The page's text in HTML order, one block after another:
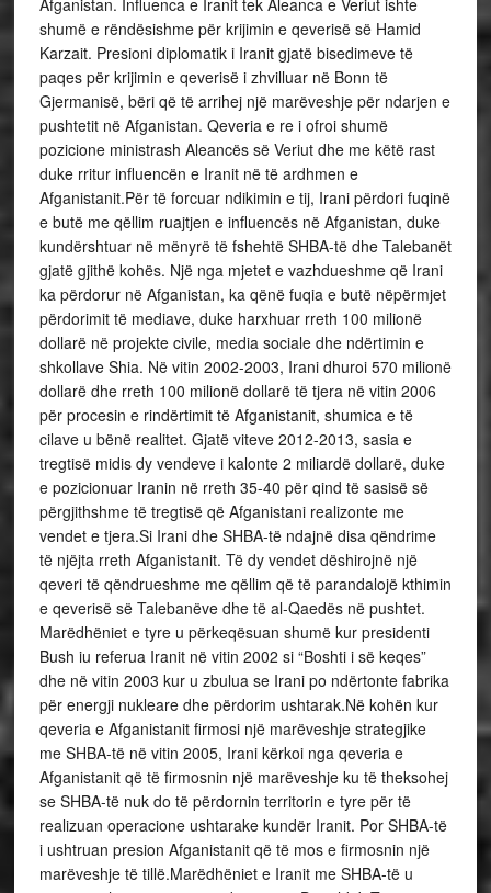
shumë e rëndësishme për krijimin e qeverisë së Hamid
Karzait. Presioni diplomatik i Iranit gjatë bisedimeve të
paqes për krijimin e qeverisë i zhvilluar në Bonn të
Gjermanisë, bëri që të arrihej një marëveshje për ndarjen e
pushtetit në Afganistan. Qeveria e re i ofroi shumë
pozicione ministrash Aleancës së Veriut dhe me këtë rast
duke rritur influencën e Iranit në të ardhmen e
Afganistanit.Për të forcuar ndikimin e tij, Irani përdori fuqinë
e butë me qëllim ruajtjen e influencës në Afganistan, duke
kundërshtuar në mënyrë të fshehtë SHBA-të dhe Talebanët
gjatë gjithë kohës. Një nga mjetet e vazhdueshme që Irani
ka përdorur në Afganistan, ka qënë fuqia e butë nëpërmjet
përdorimit të mediave, duke harxhuar rreth 100 milionë
dollarë në projekte civile, media sociale dhe ndërtimin e
shkollave Shia. Në vitin 2002-2003, Irani dhuroi 570 milionë
dollarë dhe rreth 100 milionë dollarë të tjera në vitin 2006
për procesin e rindërtimit të Afganistanit, shumica e të
cilave u bënë realitet. Gjatë viteve 2012-2013, sasia e
tregtisë midis dy vendeve i kalonte 2 miliardë dollarë, duke
e pozicionuar Iranin në rreth 35-40 për qind të sasisë së
përgjithshme të tregtisë që Afganistani realizonte me
vendet e tjera.Si Irani dhe SHBA-të ndajnë disa qëndrime
të njëjta rreth Afganistanit. Të dy vendet dëshirojnë një
qeveri të qëndrueshme me qëllim që të parandalojë kthimin
e qeverisë së Talebanëve dhe të al-Qaedës në pushtet.
Marëdhëniet e tyre u përkeqësuan shumë kur presidenti
Bush iu referua Iranit në vitin 2002 si “Boshti i së keqes”
dhe në vitin 2003 kur u zbulua se Irani po ndërtonte fabrika
për energji nukleare dhe përdorim ushtarak.Në kohën kur
qeveria e Afganistanit firmosi një marëveshje strategjike
me SHBA-të në vitin 2005, Irani kërkoi nga qeveria e
Afganistanit që të firmosnin një marëveshje ku të theksohej
se SHBA-të nuk do të përdornin territorin e tyre për të
realizuan operacione ushtarake kundër Iranit. Por SHBA-të
i ushtruan presion Afganistanit që të mos e firmosnin një
marëveshje të tillë.Marëdhëniet e Iranit me SHBA-të u